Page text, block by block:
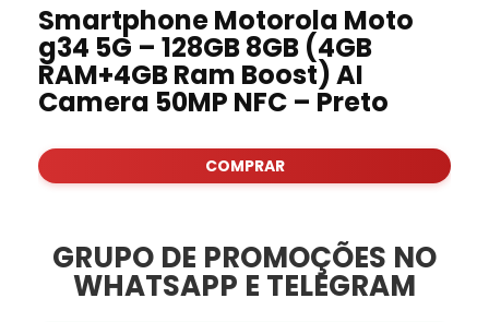
Smartphone Motorola Moto
g34 5G – 128GB 8GB (4GB
RAM+4GB Ram Boost) AI
Camera 50MP NFC – Preto
COMPRAR
GRUPO DE PROMOÇÕES NO
WHATSAPP E TELEGRAM